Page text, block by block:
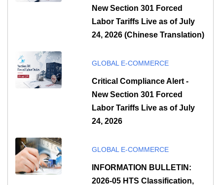
New Section 301 Forced
Labor Tariffs Live as of July
24, 2026 (Chinese Translation)
GLOBAL E-COMMERCE
Critical Compliance Alert -
New Section 301 Forced
Labor Tariffs Live as of July
24, 2026
GLOBAL E-COMMERCE
INFORMATION BULLETIN:
2026-05 HTS Classification,